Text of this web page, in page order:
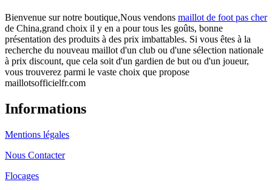
Bienvenue sur notre boutique,Nous vendons maillot de foot pas cher
de China,grand choix il y en a pour tous les goûts, bonne
présentation des produits à des prix imbattables. Si vous êtes à la
recherche du nouveau maillot d'un club ou d'une sélection nationale
à prix discount, que cela soit d'un gardien de but ou d'un joueur,
vous trouverez parmi le vaste choix que propose
maillotsofficielfr.com
Informations
Mentions légales
Nous Contacter
Flocages